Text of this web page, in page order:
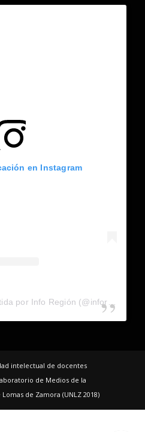
en Instagram
intelectual de docentes
de Medios de la
de Zamora (UNLZ 2018)